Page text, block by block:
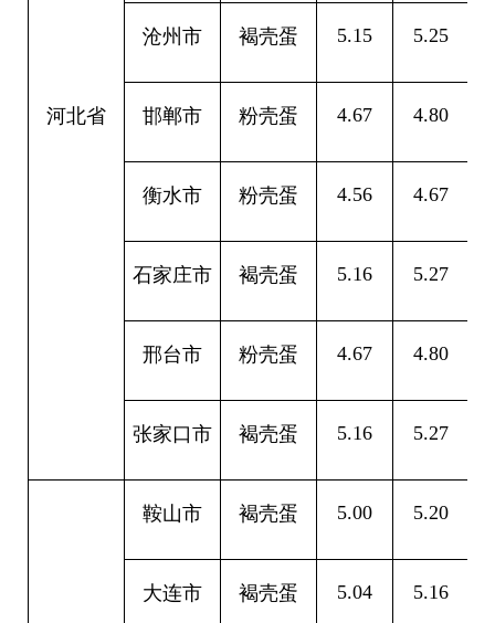
河北省
沧州市 褐壳蛋 5.15 5.25
邯郸市 粉壳蛋 4.67 4.80
衡水市 粉壳蛋 4.56 4.67
石家庄市 褐壳蛋 5.16 5.27
邢台市 粉壳蛋 4.67 4.80
张家口市 褐壳蛋 5.16 5.27
鞍山市 褐壳蛋 5.00 5.20
大连市 褐壳蛋 5.04 5.16